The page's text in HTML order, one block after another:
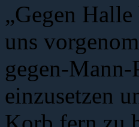
„Gegen
uns
gegen-Mann-
einzusetzen